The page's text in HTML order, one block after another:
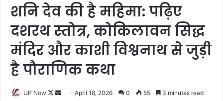
शनि देव की है महिमा: पढ़िए
दशरथ स्तोत्र, कोकिलावन सिद्ध
मंदिर और काशी विश्वनाथ से जुड़ी
है पौराणिक कथा
UP Now
Follow
SendApril 18, 2026 0 55 3 minutes read